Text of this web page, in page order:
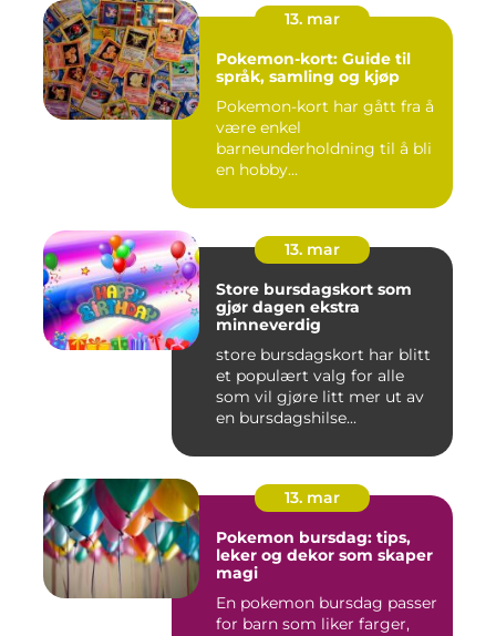
13. mar
Pokemon-kort: Guide til
språk, samling og kjøp
Pokemon-kort har gått fra å
være enkel
barneunderholdning til å bli
en hobby...
13. mar
Store bursdagskort som
gjør dagen ekstra
minneverdig
store bursdagskort har blitt
et populært valg for alle
som vil gjøre litt mer ut av
en bursdagshilse...
13. mar
Pokemon bursdag: tips,
leker og dekor som skaper
magi
En pokemon bursdag passer
for barn som liker farger,